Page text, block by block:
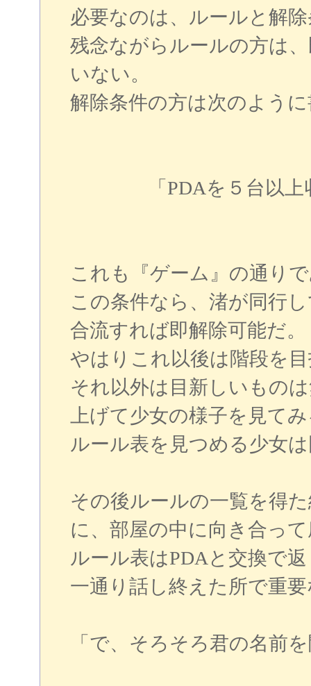
必要なのは、ルールと解
残念ながらルールの方は
いない。
解除条件の方は次のよう
「PDAを５台以上収
これも『ゲーム』の通り
この条件なら、渚が同行
合流すれば即解除可能だ。
やはりこれ以後は階段を
それ以外は目新しいもの
上げて少女の様子を見て
ルール表を見つめる少女
その後ルールの一覧を得
に、部屋の中に向き合っ
ルール表はPDAと交換で
一通り話し終えた所で重
「で、そろそろ君の名前